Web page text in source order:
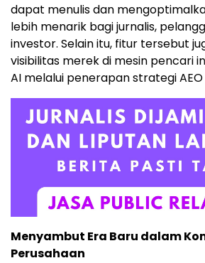
dapat menulis dan
lebih menarik bagi jurnalis,
investor. Selain itu, fitur tersebut
visibilitas merek di mesin pencari
AI melalui penerapan strategi AEO
Menyambut Era Baru dalam
Perusahaan